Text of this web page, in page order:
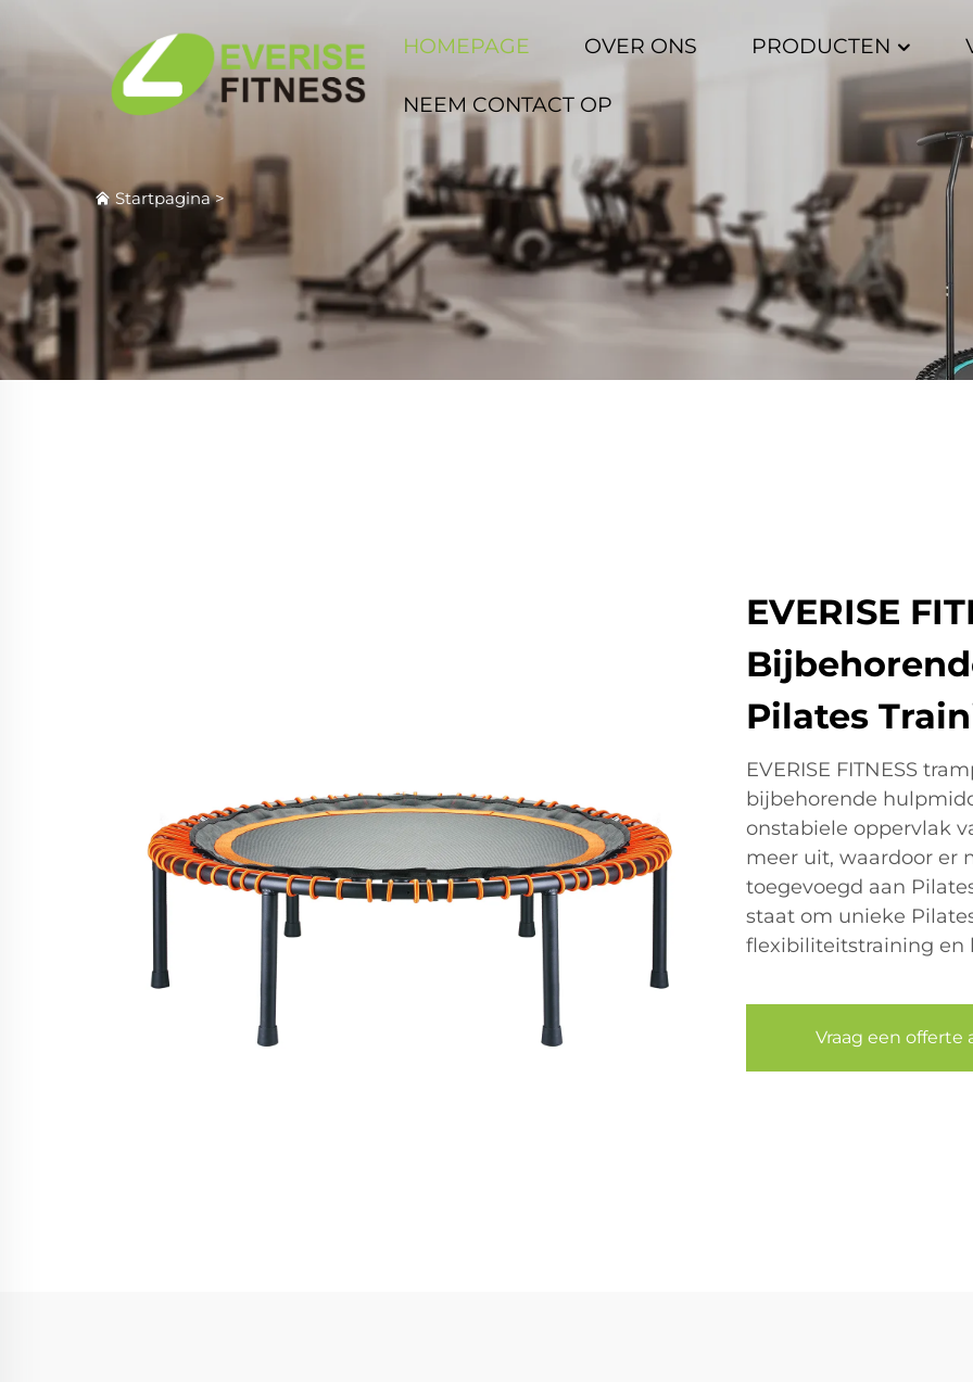
HOMEPAGE OVER ONS PRODUCTEN
NEEM CONTACT OP
Startpagina>
EVERISE
Pilates
EVERISE FITNESS
bijbehorende
onstabiele oppervlak
meer uit, waardoor er
toegevoegd aan
staat om unieke
flexibiliteitstraining en
Vraag een offerte